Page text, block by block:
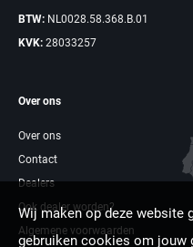
BTW: NL0028.58.368.B.01
KVK: 28033257
Over ons
Over ons
Contact
Dealers
Ook dealer worden?
Algemene voorwaarden
Wij maken op deze website
gebruiken cookies om jouw